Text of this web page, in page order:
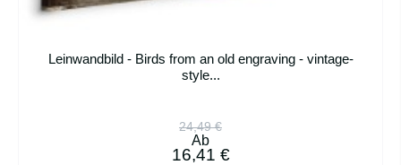
Leinwandbild - Birds from an old engraving - vintage-
style...
24,49 €
Ab
16,41 €